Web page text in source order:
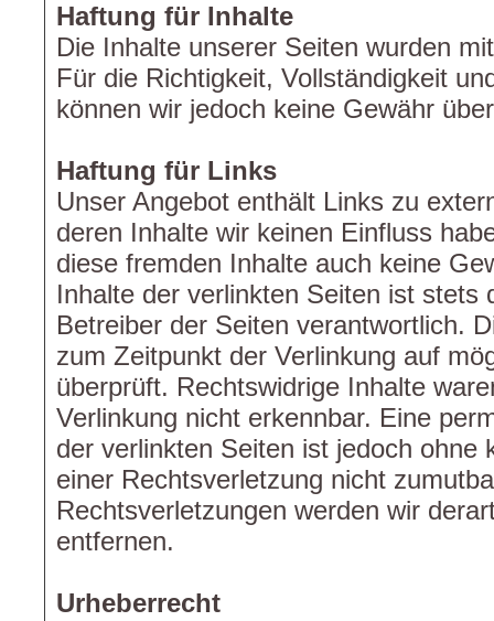
Haftung für Inhalte
Die Inhalte unserer Seiten wurden
Für die Richtigkeit, Vollständigkeit
können wir jedoch keine Gewähr
Haftung für Links
Unser Angebot enthält Links zu
deren Inhalte wir keinen Einfluss
diese fremden Inhalte auch keine
Inhalte der verlinkten Seiten ist stets
Betreiber der Seiten verantwortlich.
zum Zeitpunkt der Verlinkung auf
überprüft. Rechtswidrige Inhalte
Verlinkung nicht erkennbar. Eine
der verlinkten Seiten ist jedoch ohne
einer Rechtsverletzung nicht
Rechtsverletzungen werden wir
entfernen.
Urheberrecht